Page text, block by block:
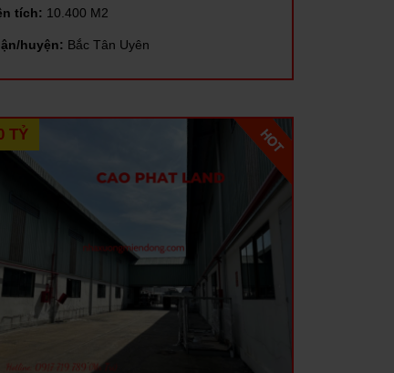
tích: 10.400 M2
huyện: Bắc Tân Uyên
TỶ